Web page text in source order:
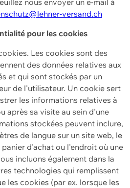
versand.ch
pour les cookies
Les cookies sont des
des données relatives aux
et qui sont stockés par un
de l'utilisateur. Un cookie sert
les informations relatives à
après sa visite au sein d'une
stockées peuvent inclure,
de langue sur un site web, le
d'achat ou l'endroit où une
incluons également dans la
technologies qui remplissent
les cookies (par ex. lorsque les